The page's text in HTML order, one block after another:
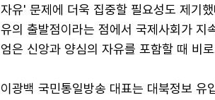
자유' 문제에 더욱 집중할 필요성도 제기
유의 출발점이라는 점에서 국제사회가
엄은 신앙과 양심의 자유를 포함할 때 비
이광백 국민통일방송 대표는 대북정보